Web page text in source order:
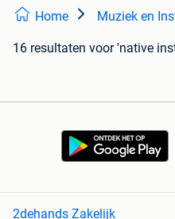
Home Muziek en
16 resultaten voor 'native
2dehands Zakelijk